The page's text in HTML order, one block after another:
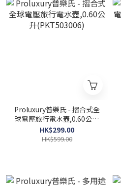
Proluxury普樂氏 - 摺合式全
球電壓旅行電水壺,0.60公升
(PKT503006)
HK$299.00
HK$599.00